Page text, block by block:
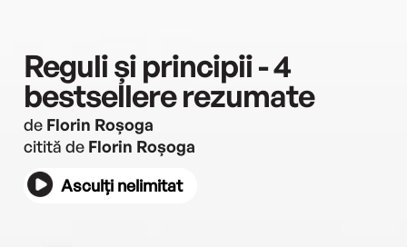
Reguli și principii - 4
bestsellere rezumate
de Florin Roșoga
citită de Florin Roșoga
Asculți nelimitat